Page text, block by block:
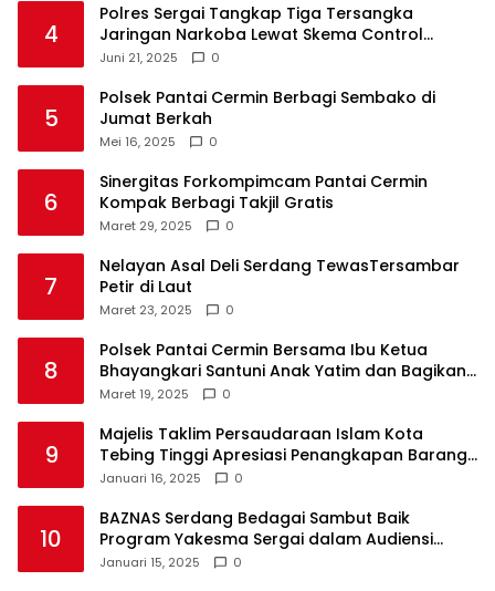
4
Polres Sergai Tangkap Tiga Tersangka
Jaringan Narkoba Lewat Skema Control
Delivery
Juni 21, 2025 0
5
Polsek Pantai Cermin Berbagi Sembako di
Jumat Berkah
Mei 16, 2025 0
6
Sinergitas Forkompimcam Pantai Cermin
Kompak Berbagi Takjil Gratis
Maret 29, 2025 0
7
Nelayan Asal Deli Serdang TewasTersambar
Petir di Laut
Maret 23, 2025 0
8
Polsek Pantai Cermin Bersama Ibu Ketua
Bhayangkari Santuni Anak Yatim dan Bagikan
Takjil
Maret 19, 2025 0
9
Majelis Taklim Persaudaraan Islam Kota
Tebing Tinggi Apresiasi Penangkapan Barang
Haram
Januari 16, 2025 0
10
BAZNAS Serdang Bedagai Sambut Baik
Program Yakesma Sergai dalam Audiensi
Perkenalan Pengurus Baru
Januari 15, 2025 0